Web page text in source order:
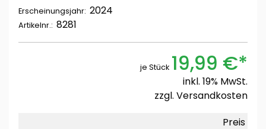
Erscheinungsjahr: 2024
Artikelnr.: 8281
je Stück 19,99 €*
inkl. 19% MwSt.
zzgl. Versandkosten
Preis